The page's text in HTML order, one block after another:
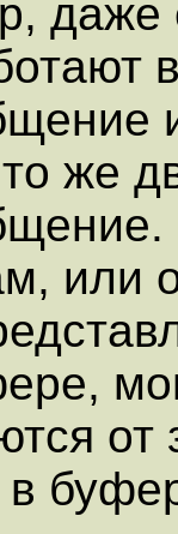
даже
же
или